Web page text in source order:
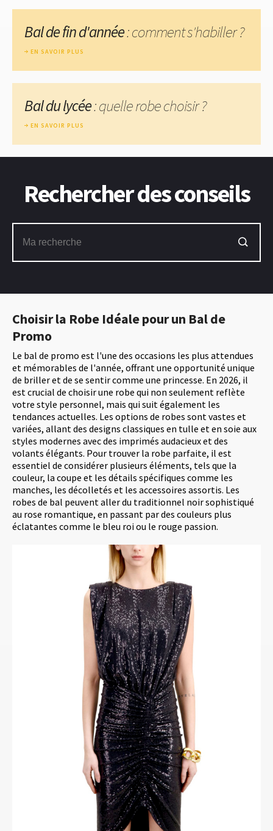
Choisir la Robe Idéale pour un Bal de
Promo
Le bal de promo est l'une des occasions les plus attendues
et mémorables de l'année, offrant une opportunité unique
de briller et de se sentir comme une princesse. En 2026, il
est crucial de choisir une robe qui non seulement reflète
votre style personnel, mais qui suit également les
tendances actuelles. Les options de robes sont vastes et
variées, allant des designs classiques en tulle et en soie aux
styles modernes avec des imprimés audacieux et des
volants élégants. Pour trouver la robe parfaite, il est
essentiel de considérer plusieurs éléments, tels que la
couleur, la coupe et les détails spécifiques comme les
manches, les décolletés et les accessoires assortis. Les
robes de bal peuvent aller du traditionnel noir sophistiqué
au rose romantique, en passant par des couleurs plus
éclatantes comme le bleu roi ou le rouge passion.
Bal de fin d'année: comment s'habiller ?
EN SAVOIR PLUS
Bal du lycée: quelle robe choisir ?
EN SAVOIR PLUS
Rechercher des conseils